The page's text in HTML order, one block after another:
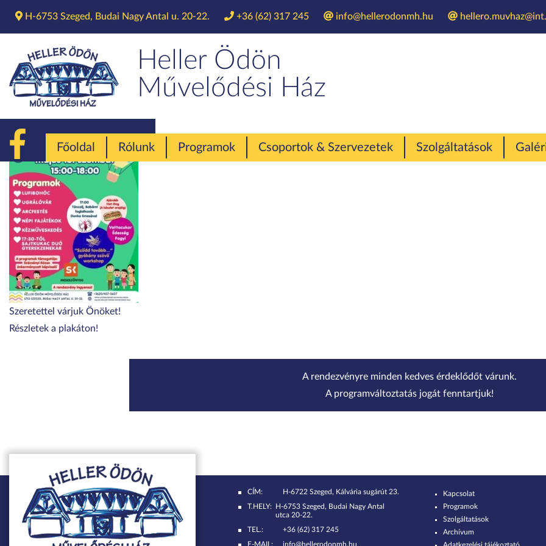
H-6753 Szeged, Budai Nagy Antal u. 20-22. +36 (62) 317 245 info@hellerodonmh.hu
Heller Ödön
Művelődési Ház
Főoldal Rólunk Programok Csoportok & Szervezetek Szolgáltatások
Szeretettel várjuk Önöket!
Részletek a plakáton!
A rendezvényre minden kedves érdeklődőt várunk.
A programváltoztatás jogát fenntartjuk!
CÍM:
H-6722 Szeged, Kálvária sugárút 23.
T.HELY: H-6753 Szeged, Budai Nagy Antal
utca 20-22.
TEL.:
+36 (62) 317 245
E-MAIL:
info@hellerodonmh.hu
Kapcsolat
Programok
Szolgáltatások
Archívum